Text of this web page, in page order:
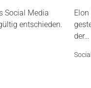
Social Media
entschieden.
der…